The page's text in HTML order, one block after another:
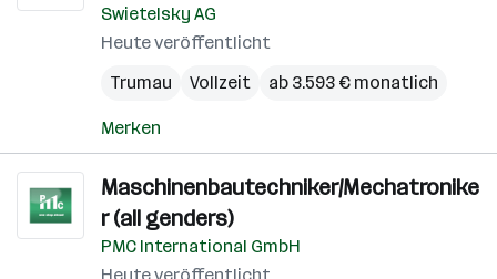
Swietelsky AG
Heute veröffentlicht
Trumau
Vollzeit ab 3.593 € monatlich
Merken
Maschinenbautechniker/Mechatronike
r (all genders)
PMC International GmbH